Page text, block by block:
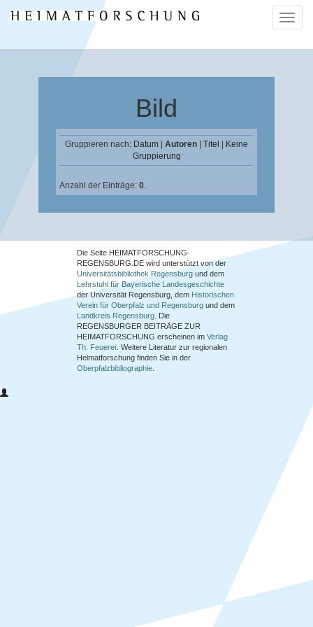
ein-/
Bild
Gruppieren nach: Datum Autoren Titel
Keine
Gruppierung
Anzahl der Einträge: 0.
Die Seite HEIMATFORSCHUNG-
REGENSBURG.DE wird unterstützt von der
Universitätsbibliothek Regensburg und dem
Lehrstuhl für Bayerische Landesgeschichte
der Universität Regensburg, dem Historischen
Verein für Oberpfalz und Regensburg und dem
Landkreis Regensburg . Die
REGENSBURGER BEITRÄGE ZUR
HEIMATFORSCHUNG erscheinen im Verlag
Th. Feuerer. Weitere Literatur zur regionalen
Heimatforschung finden Sie in der
Oberpfalzbibliographie